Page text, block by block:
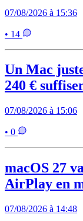
07/08/2026 à 15:36
• 14
Un Mac
240 €
07/08/2026 à 15:06
• 0
macOS 27
AirPlay en
07/08/2026 à 14:48